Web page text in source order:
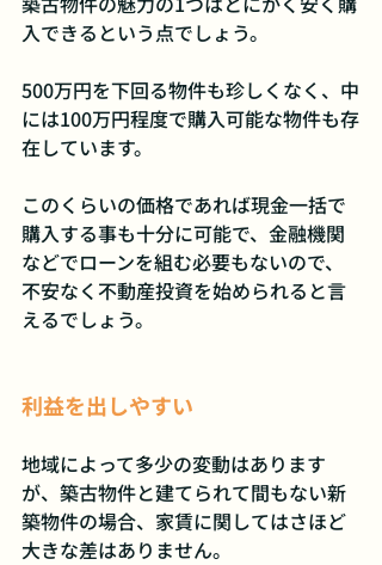
入できるという点でしょう。
500万円を下回る物件も珍しくなく、中
には100万円程度で購入可能な物件も存
在しています。
このくらいの価格であれば現金一括で
購入する事も十分に可能で、金融機関
などでローンを組む必要もないので、
不安なく不動産投資を始められると言
えるでしょう。
利益を出しやすい
地域によって多少の変動はあります
が、築古物件と建てられて間もない新
築物件の場合、家賃に関してはさほど
大きな差はありません。